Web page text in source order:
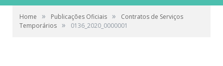
Home » Publicações Oficiais »
Contratos de Serviços
Temporários » 0136_2020_0000001